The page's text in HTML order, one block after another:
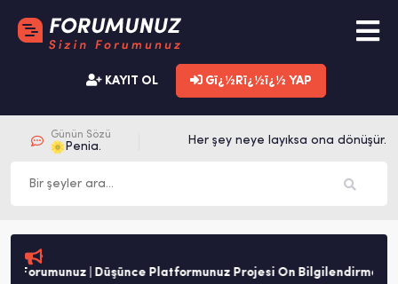
KAYIT OL Gï¿½Rï¿½ï¿½ YAP
Günün Sözü
Penia.
Her şey neye layıksa ona dönüşür. -
Forumunuz | Düşünce Platformunuz Projesi Ön Bilgilendirme